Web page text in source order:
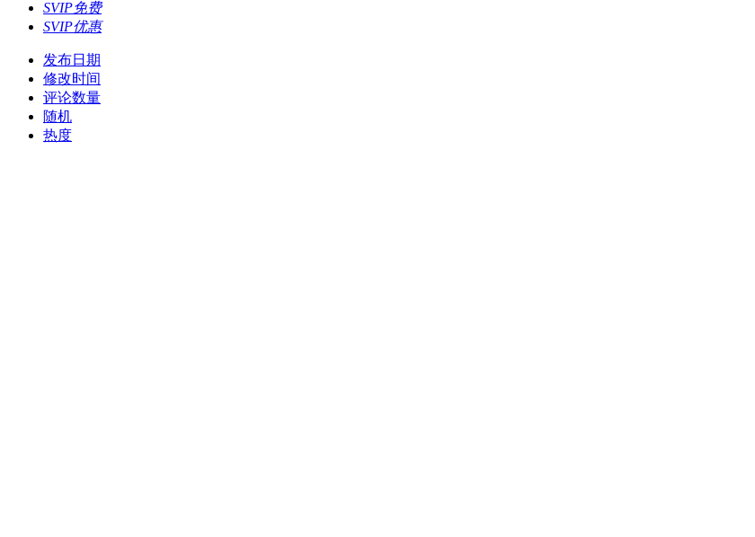
SVIP免费
SVIP优惠
发布日期
修改时间
评论数量
随机
热度